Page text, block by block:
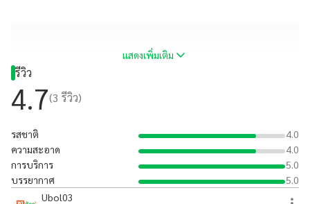
แสดงเพิ่มเติม
รีวิว
4.7(3 รีวิว)
รสชาติ
4.0
ความสะอาด
4.0
การบริการ
5.0
บรรยากาศ
5.0
Ubol03